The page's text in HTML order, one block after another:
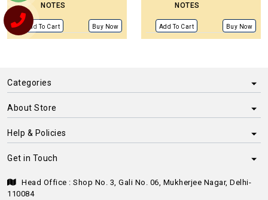
NOTES
Add To Cart Buy Now
NOTES
Add To Cart Buy Now
Categories
About Store
Help & Policies
Get in Touch
Head Office : Shop No. 3, Gali No. 06, Mukherjee Nagar, Delhi-
110084